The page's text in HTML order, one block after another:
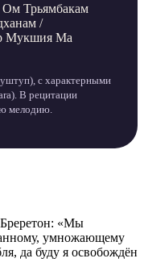
Ом Трьямбакам
/
Мукшия Ма
с характерными
В рецитации
мелодию.
«Мы
умножающему
да буду я освобождён